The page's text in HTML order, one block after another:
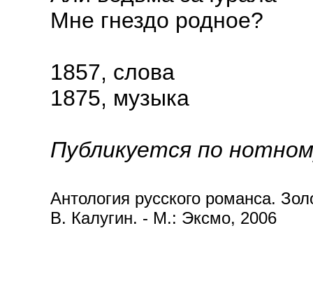
Мне гнездо родное?
1857, слова
1875, музыка
Публикуется по
Антология русского романса.
В. Калугин. - М.: Эксмо, 2006